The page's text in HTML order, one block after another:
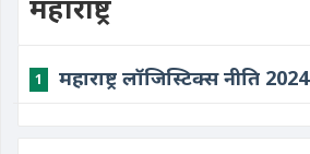
1 महाराष्ट्र लॉजिस्टिक्स नीति 2024